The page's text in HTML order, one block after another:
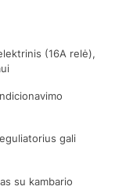
(16A relė),
gali
su kambario